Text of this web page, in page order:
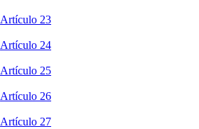
Artículo 23
Artículo 24
Artículo 25
Artículo 26
Artículo 27